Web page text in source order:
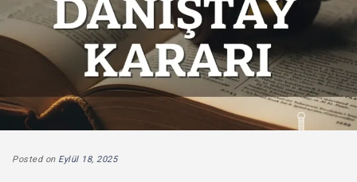
Posted on Eylül 18, 2025